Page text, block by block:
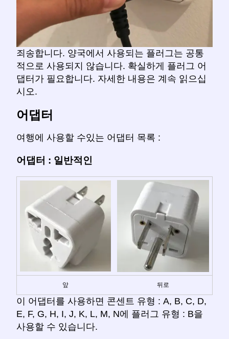
죄송합니다. 양국에서 사용되는 플러그는 공통
적으로 사용되지 않습니다. 확실하게 플러그 어
댑터가 필요합니다. 자세한 내용은 계속 읽으십
시오.
어댑터
여행에 사용할 수있는 어댑터 목록 :
어댑터 : 일반적인
앞 뒤로
이 어댑터를 사용하면 콘센트 유형 : A, B, C, D,
E, F, G, H, I, J, K, L, M, N에 플러그 유형 : B을
사용할 수 있습니다.